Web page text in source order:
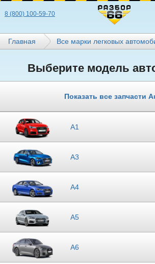
8 (800) 100-59-70
Главная Все марки легковых
Выберите модель
Показать все запчасти
A1
A3
A4
A5
A6